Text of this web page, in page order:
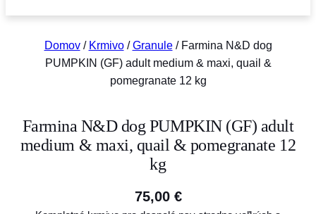
s
e
r
c
Domov/ Krmivo/Granule/ Farmina N&D dog
PUMPKIN (GF) adult medium & maxi, quail &
pomegranate 12 kg
Farmina N&D dog PUMPKIN (GF) adult
medium & maxi, quail & pomegranate 12
kg
75,00 €